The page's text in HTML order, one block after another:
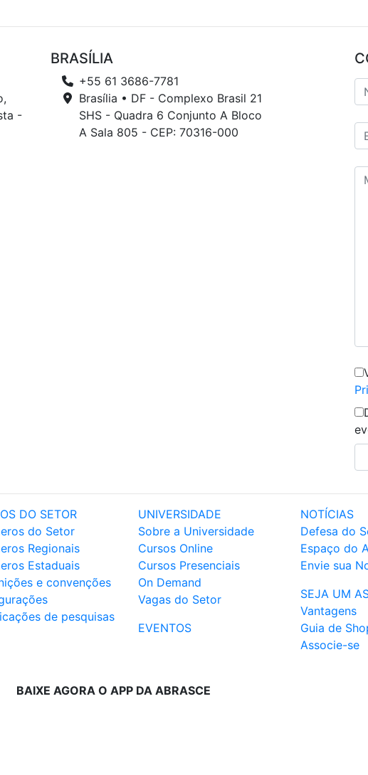
-
BRASÍLIA
+55 61 3686-7781
Brasília • DF - Complexo Brasil 21
SHS - Quadra 6 Conjunto A Bloco
A Sala 805 - CEP: 70316-000
DO SETOR
do Setor
Regionais
Estaduais
e convenções
de pesquisas
UNIVERSIDADE
Sobre a Universidade
Cursos Online
Cursos Presenciais
On Demand
Vagas do Setor
EVENTOS
NOTÍCIAS
Defesa do
Espaço do
Envie sua
SEJA UM
Vantagens
Guia de
Associe-se
BAIXE AGORA O APP DA ABRASCE